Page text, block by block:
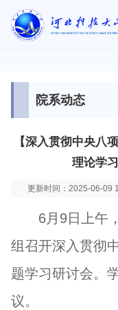
院系动态
【深入贯彻中央八
理论学
更新时间：2025-06-09
6月9日上午
组召开深入贯彻
题学习研讨会。
议。